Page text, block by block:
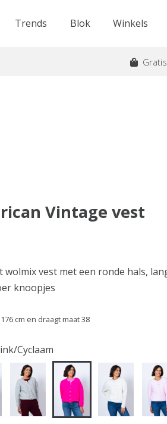
Trends Blok Winkels
Gratis
Vintage vest
wolmix vest met een ronde hals,
knoopjes
cm en draagt maat 38
Cyclaam